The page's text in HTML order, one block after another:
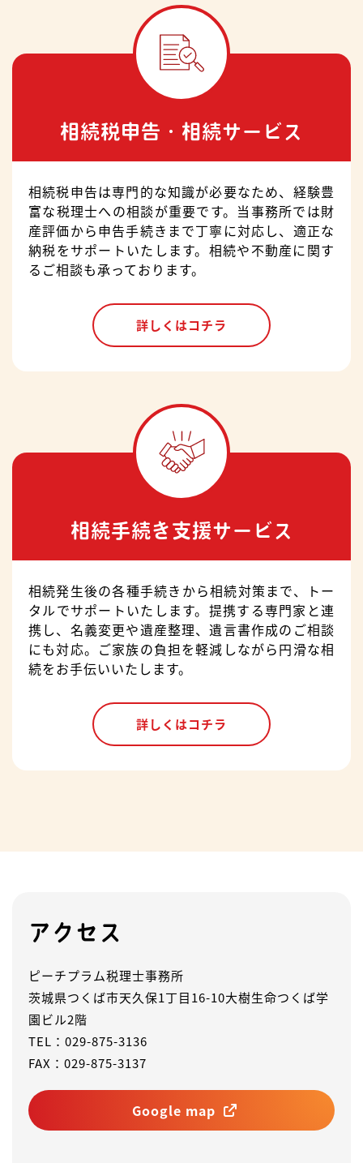
相続税申告・相続サービス
相続税申告は専門的な知識が必要なため、経験豊
富な税理士への相談が重要です。当事務所では財
産評価から申告手続きまで丁寧に対応し、適正な
納税をサポートいたします。相続や不動産に関す
るご相談も承っております。
詳しくはコチラ
相続手続き支援サービス
相続発生後の各種手続きから相続対策まで、トー
タルでサポートいたします。提携する専門家と連
携し、名義変更や遺産整理、遺言書作成のご相談
にも対応。ご家族の負担を軽減しながら円滑な相
続をお手伝いいたします。
詳しくはコチラ
アクセス
ピーチプラム税理士事務所
茨城県つくば市天久保1丁目16-10大樹生命つくば学
園ビル2階
TEL：029-875-3136
FAX：029-875-3137
Google map